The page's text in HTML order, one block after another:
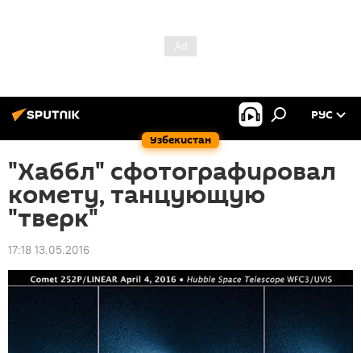
Узбекистан
РУС
"Хаббл" сфотографировал
комету, танцующую
"тверк"
17:18 13.05.2016